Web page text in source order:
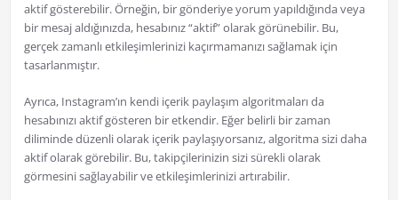
aktif gösterebilir. Örneğin, bir gönderiye yorum yapıldığında veya
bir mesaj aldığınızda, hesabınız “aktif” olarak görünebilir. Bu,
gerçek zamanlı etkileşimlerinizi kaçırmamanızı sağlamak için
tasarlanmıştır.
Ayrıca, Instagram’ın kendi içerik paylaşım algoritmaları da
hesabınızı aktif gösteren bir etkendir. Eğer belirli bir zaman
diliminde düzenli olarak içerik paylaşıyorsanız, algoritma sizi daha
aktif olarak görebilir. Bu, takipçilerinizin sizi sürekli olarak
görmesini sağlayabilir ve etkileşimlerinizi artırabilir.